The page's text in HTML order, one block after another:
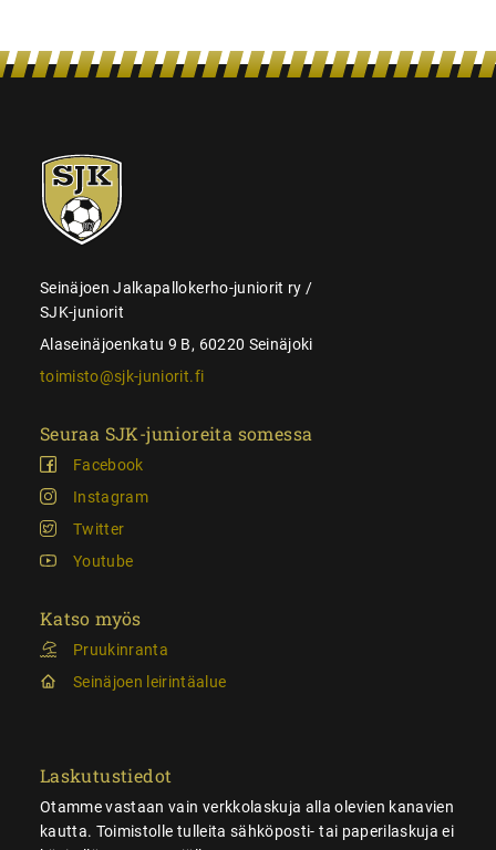
SJK-
juniorit
Seinäjoen Jalkapallokerho-juniorit ry /
SJK-juniorit
Alaseinäjoenkatu 9 B, 60220 Seinäjoki
toimisto@sjk-juniorit.fi
Seuraa SJK-junioreita somessa
Facebook
Instagram
Twitter
Youtube
Katso myös
Pruukinranta
Seinäjoen leirintäalue
Laskutustiedot
Otamme vastaan vain verkkolaskuja alla olevien kanavien
kautta. Toimistolle tulleita sähköposti- tai paperilaskuja ei